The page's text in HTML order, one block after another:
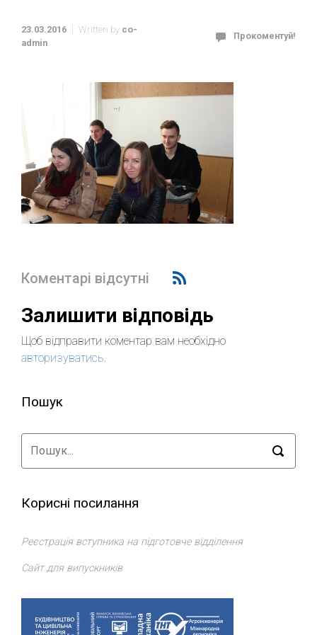
23.03.2016 Written by co-
admin
Прокоментуй!
Коментарі відсутні
Залишити відповідь
Щоб відправити коментар вам необхідно
авторизуватись.
Пошук
Корисні посилання
Реєстрація вступника на підготовче відділення
Сайт для випускників